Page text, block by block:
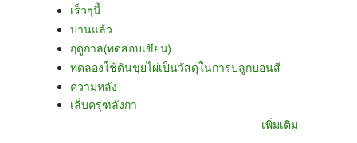
เร็วๆนี้
บานแล้ว
ฤดูกาล(ทดสอบเขียน)
ทดลองใช้ดินขุยไผ่เป็นวัสดุในการปลูกบอนสี
ความหลัง
เล็บครุฑลังกา
เพิ่มเติม